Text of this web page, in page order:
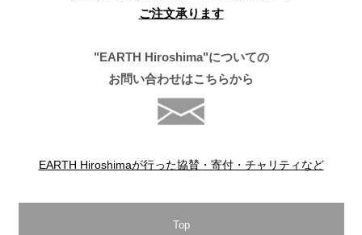
ご注文承ります
"EARTH Hiroshima"についての
お問い合わせはこちらから
EARTH Hiroshimaが行った協賛・寄付・チャリティなど
Top